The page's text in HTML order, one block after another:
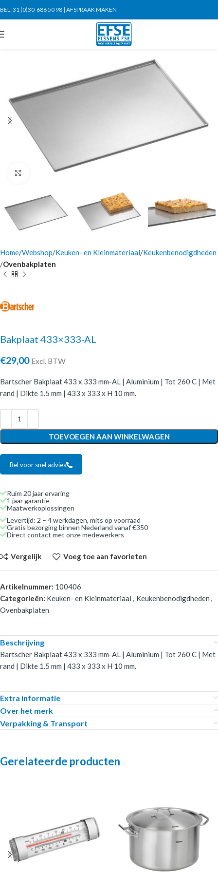
BEL:31 (0)30-686 50 98 | AFSPRAAK MAKEN
Click to enlarge
Home Webshop Keuken- en Kleinmateriaal Keukenbenodigdheden
Ovenbakplaten
Bakplaat 433×333-AL
€29,00 Excl. BTW
Bartscher Bakplaat 433 x 333 mm-AL | Aluminium | Tot 260 C | Met
rand | Dikte 1.5 mm | 433 x 333 x H 10 mm.
TOEVOEGEN AAN WINKELWAGEN
Bel voor snel advies
Ruim 20 jaar ervaring
1 jaar garantie
Maatwerkoplossingen
Levertijd: 2 – 4 werkdagen, mits op voorraad
Gratis bezorging binnen Nederland vanaf €350
Direct contact met onze medewerkers
Vergelijk Voeg toe aan favorieten
Artikelnummer: 100406
Categorieën: Keuken- en Kleinmateriaal , Keukenbenodigdheden ,
Ovenbakplaten
Beschrijving
Bartscher Bakplaat 433 x 333 mm-AL | Aluminium | Tot 260 C | Met
rand | Dikte 1.5 mm | 433 x 333 x H 10 mm.
Extra informatie
Over het merk
Verpakking & Transport
Gerelateerde producten